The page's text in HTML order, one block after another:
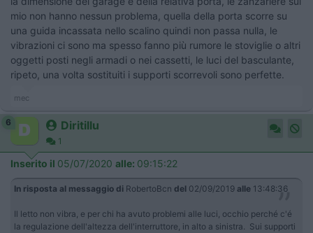
mio non hanno nessun problema, quella della porta scorre su
una guida incassata nello scalino quindi non passa nulla, le
vibrazioni ci sono ma spesso fanno più rumore le stoviglie o altri
oggetti posti negli armadi o nei cassetti, le luci del basculante,
ripeto, una volta sostituiti i supporti scorrevoli sono perfette.
mec
6 Diritillu
1
Inserito il 05/07/2020 alle: 09:15:22
In risposta al messaggio di RobertoBcn del 02/09/2019 alle 13:48:36
Il letto non vibra, e per chi ha avuto problemi alle luci, occhio perché c'é
la regulazione dell'altezza dell'interruttore, in alto a sinistra. Sui supporti